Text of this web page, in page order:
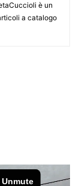
è un
a catalogo